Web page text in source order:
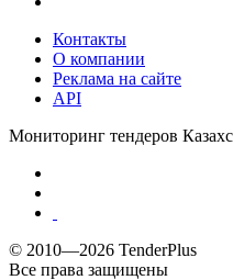
Контакты
О компании
Реклама на сайте
API
Мониторинг тендеров
© 2010—2026 TenderPlus
Все права защищены